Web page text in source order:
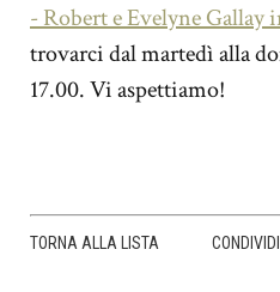
- Robert e Evelyne Gallay
trovarci dal martedì alla
17.00. Vi aspettiamo!
TORNA ALLA LISTA